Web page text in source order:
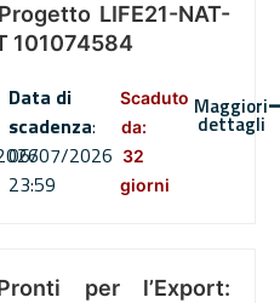
LIFE21-NAT-
101074584
Data di
scadenza:
06/07/2026
23:59
Scaduto
da:
32
giorni
Maggiori
dettagli
per l’Export: